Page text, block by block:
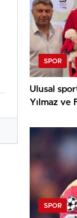
SPOR
Ulusal
Yılmaz ve
SPOR